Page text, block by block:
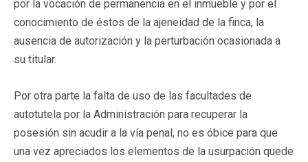
por la vocación de permanencia en el inmueble y por el
conocimiento de éstos de la ajeneidad de la finca, la
ausencia de autorización y la perturbación ocasionada a
su titular.
Por otra parte la falta de uso de las facultades de
autotutela por la Administración para recuperar la
posesión sin acudir a la vía penal, no es óbice para que
una vez apreciados los elementos de la usurpación quede